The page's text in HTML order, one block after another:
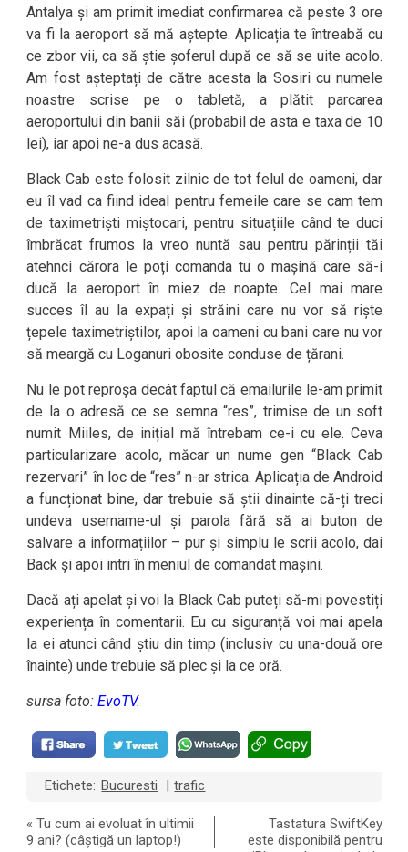
Antalya și am primit imediat confirmarea că peste 3 ore
va fi la aeroport să mă aștepte. Aplicația te întreabă cu
ce zbor vii, ca să știe șoferul după ce să se uite acolo.
Am fost așteptați de către acesta la Sosiri cu numele
noastre scrise pe o tabletă, a plătit parcarea
aeroportului din banii săi (probabil de asta e taxa de 10
lei), iar apoi ne-a dus acasă.
Black Cab este folosit zilnic de tot felul de oameni, dar
eu îl vad ca fiind ideal pentru femeile care se cam tem
de taximetriști miștocari, pentru situațiile când te duci
îmbrăcat frumos la vreo nuntă sau pentru părinții tăi
atehnci cărora le poți comanda tu o mașină care să-i
ducă la aeroport în miez de noapte. Cel mai mare
succes îl au la expați și străini care nu vor să riște
țepele taximetriștilor, apoi la oameni cu bani care nu vor
să meargă cu Loganuri obosite conduse de țărani.
Nu le pot reproșa decât faptul că emailurile le-am primit
de la o adresă ce se semna “res”, trimise de un soft
numit Miiles, de inițial mă întrebam ce-i cu ele. Ceva
particularizare acolo, măcar un nume gen “Black Cab
rezervari” în loc de “res” n-ar strica. Aplicația de Android
a funcționat bine, dar trebuie să știi dinainte că-ți treci
undeva username-ul și parola fără să ai buton de
salvare a informațiilor – pur și simplu le scrii acolo, dai
Back și apoi intri în meniul de comandat mașini.
Dacă ați apelat și voi la Black Cab puteți să-mi povestiți
experiența în comentarii. Eu cu siguranță voi mai apela
la ei atunci când știu din timp (inclusiv cu una-două ore
înainte) unde trebuie să plec și la ce oră.
sursa foto:EvoTV.
Etichete: Bucuresti trafic
«Tu cum ai evoluat în ultimii
9 ani? (câștigă un laptop!)
Tastatura SwiftKey
este disponibilă pentru